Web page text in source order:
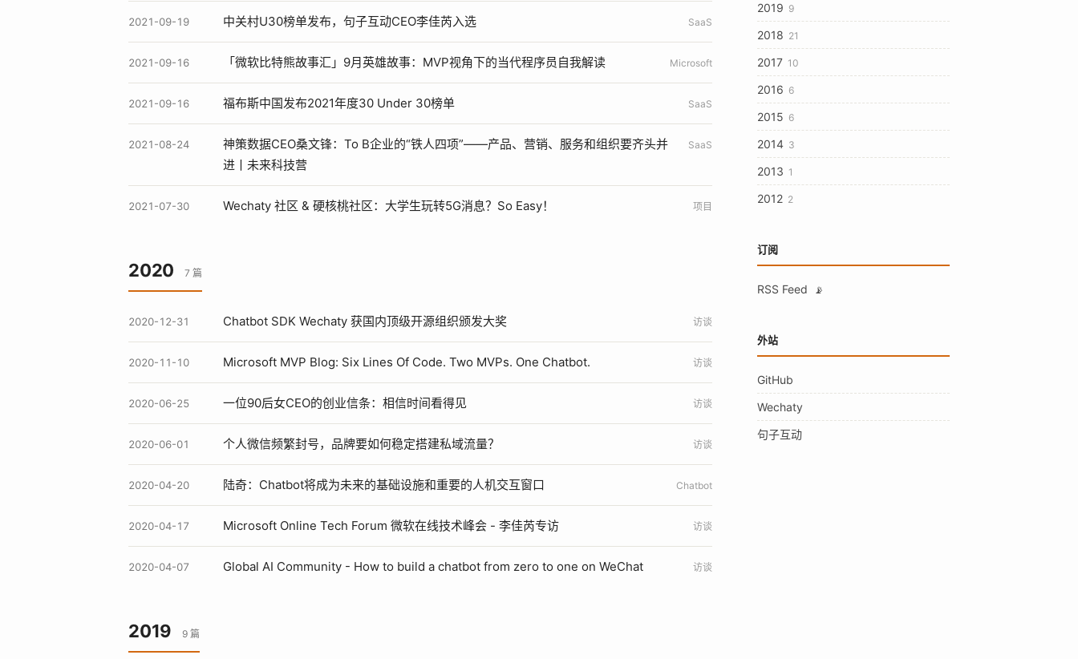
2021-09-19 中关村U30榜单发布，句子互动CEO李佳芮入选 SaaS
2021-09-16 「微软比特熊故事汇」9月英雄故事：MVP视角下的当代程序员自我解读 Microsoft
2021-09-16 福布斯中国发布2021年度30 Under 30榜单 SaaS
2021-08-24
神策数据CEO桑文锋：To B企业的“铁人四项”——产品、营销、服务和组织要齐头并
进丨未来科技营
SaaS
2021-07-30 Wechaty 社区 & 硬核桃社区：大学生玩转5G消息？So Easy！ 项目
2020 7 篇
2020-12-31 Chatbot SDK Wechaty 获国内顶级开源组织颁发大奖 访谈
2020-11-10 Microsoft MVP Blog: Six Lines Of Code. Two MVPs. One Chatbot. 访谈
2020-06-25 一位90后女CEO的创业信条：相信时间看得见 访谈
2020-06-01 个人微信频繁封号，品牌要如何稳定搭建私域流量？ 访谈
2020-04-20 陆奇：Chatbot将成为未来的基础设施和重要的人机交互窗口 Chatbot
2020-04-17 Microsoft Online Tech Forum 微软在线技术峰会 - 李佳芮专访 访谈
2020-04-07 Global AI Community - How to build a chatbot from zero to one on WeChat 访谈
2019 9 篇
2019 9
2018 21
2017 10
2016 6
2015 6
2014 3
2013 1
2012 2
订阅
RSS Feed 📡
外站
GitHub
Wechaty
句子互动